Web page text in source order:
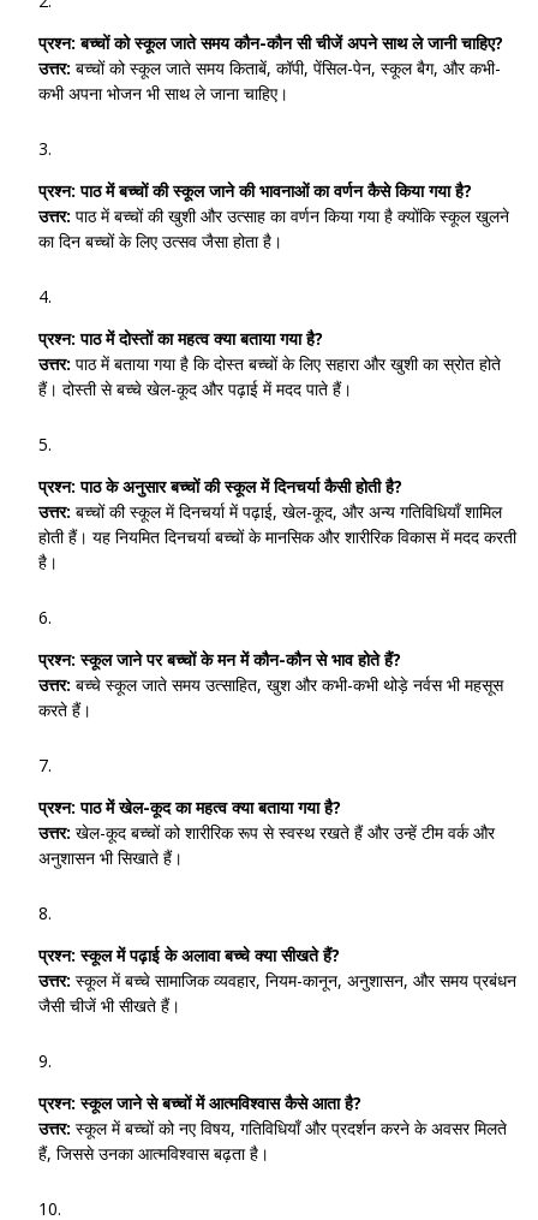
प्रश्न: बच्चों को स्कूल जाते समय कौन-कौन सी चीजें अपने साथ ले जानी चाहिए?
उत्तर: बच्चों को स्कूल जाते समय किताबें, कॉपी, पेंसिल-पेन, स्कूल बैग, और कभी-
कभी अपना भोजन भी साथ ले जाना चाहिए।
प्रश्न: पाठ में बच्चों की स्कूल जाने की भावनाओं का वर्णन कैसे किया गया है?
उत्तर: पाठ में बच्चों की खुशी और उत्साह का वर्णन किया गया है क्योंकि स्कूल खुलने
का दिन बच्चों के लिए उत्सव जैसा होता है।
प्रश्न: पाठ में दोस्तों का महत्व क्या बताया गया है?
उत्तर: पाठ में बताया गया है कि दोस्त बच्चों के लिए सहारा और खुशी का स्रोत होते
हैं। दोस्ती से बच्चे खेल-कूद और पढ़ाई में मदद पाते हैं।
प्रश्न: पाठ के अनुसार बच्चों की स्कूल में दिनचर्या कैसी होती है?
उत्तर: बच्चों की स्कूल में दिनचर्या में पढ़ाई, खेल-कूद, और अन्य गतिविधियाँ शामिल
होती हैं। यह नियमित दिनचर्या बच्चों के मानसिक और शारीरिक विकास में मदद करती
है।
प्रश्न: स्कूल जाने पर बच्चों के मन में कौन-कौन से भाव होते हैं?
उत्तर: बच्चे स्कूल जाते समय उत्साहित, खुश और कभी-कभी थोड़े नर्वस भी महसूस
करते हैं।
प्रश्न: पाठ में खेल-कूद का महत्व क्या बताया गया है?
उत्तर: खेल-कूद बच्चों को शारीरिक रूप से स्वस्थ रखते हैं और उन्हें टीम वर्क और
अनुशासन भी सिखाते हैं।
प्रश्न: स्कूल में पढ़ाई के अलावा बच्चे क्या सीखते हैं?
उत्तर: स्कूल में बच्चे सामाजिक व्यवहार, नियम-कानून, अनुशासन, और समय प्रबंधन
जैसी चीजें भी सीखते हैं।
प्रश्न: स्कूल जाने से बच्चों में आत्मविश्वास कैसे आता है?
उत्तर: स्कूल में बच्चों को नए विषय, गतिविधियाँ और प्रदर्शन करने के अवसर मिलते
हैं, जिससे उनका आत्मविश्वास बढ़ता है।